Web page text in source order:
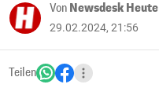
Von Newsdesk Heute
29.02.2024, 21:56
Teilen